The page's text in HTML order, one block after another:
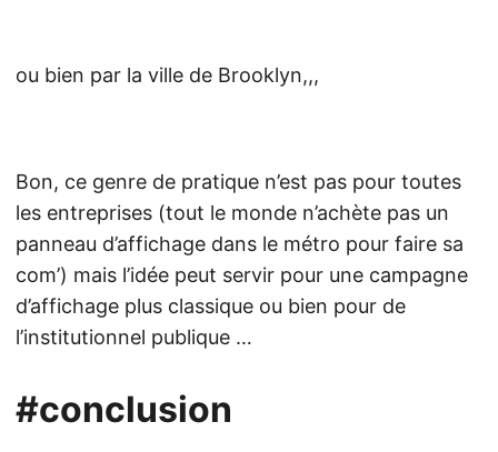
ou bien par la ville de Brooklyn,,,
Bon, ce genre de pratique n’est pas pour toutes
les entreprises (tout le monde n’achète pas un
panneau d’affichage dans le métro pour faire sa
com’) mais l’idée peut servir pour une campagne
d’affichage plus classique ou bien pour de
l’institutionnel publique …
#conclusion